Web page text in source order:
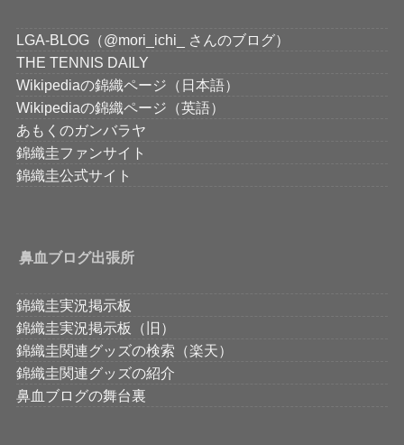
LGA-BLOG（@mori_ichi_ さんのブログ）
THE TENNIS DAILY
Wikipediaの錦織ページ（日本語）
Wikipediaの錦織ページ（英語）
あもくのガンバラヤ
錦織圭ファンサイト
錦織圭公式サイト
鼻血ブログ出張所
錦織圭実況掲示板
錦織圭実況掲示板（旧）
錦織圭関連グッズの検索（楽天）
錦織圭関連グッズの紹介
鼻血ブログの舞台裏